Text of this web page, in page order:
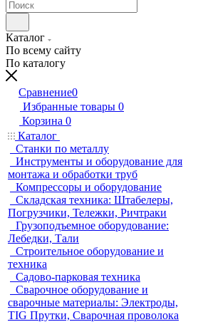
Каталог
По всему сайту
По каталогу
Сравнение0
Избранные товары 0
Корзина 0
Каталог
Станки по металлу
Инструменты и оборудование для
монтажа и обработки труб
Компрессоры и оборудование
Складская техника: Штабелеры,
Погрузчики, Тележки, Ричтраки
Грузоподъемное оборудование:
Лебедки, Тали
Строительное оборудование и
техника
Садово-парковая техника
Сварочное оборудование и
сварочные материалы: Электроды,
TIG Прутки, Сварочная проволока